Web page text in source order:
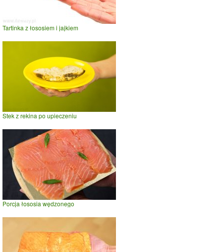
Tartinka z łososiem i jajkiem
Stek z rekina po upieczeniu
Porcja łososia wędzonego